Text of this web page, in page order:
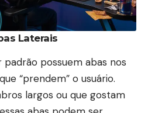
Laterais
padrão possuem abas nos
“prendem” o usuário.
largos ou que gostam